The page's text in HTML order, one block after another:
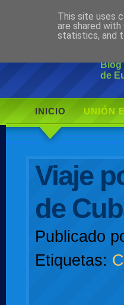
Blog
de
INICIO UNIÓN
Viaje
de
Publicado
Etiquetas:
This site uses
are shared
statistics, and